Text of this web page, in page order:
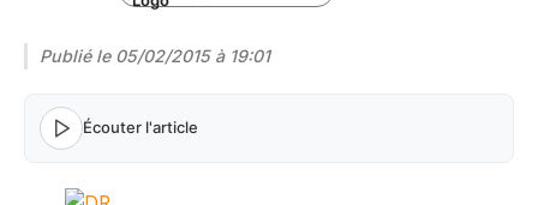
Publié le 05/02/2015 à 19:01
Écouter l'article